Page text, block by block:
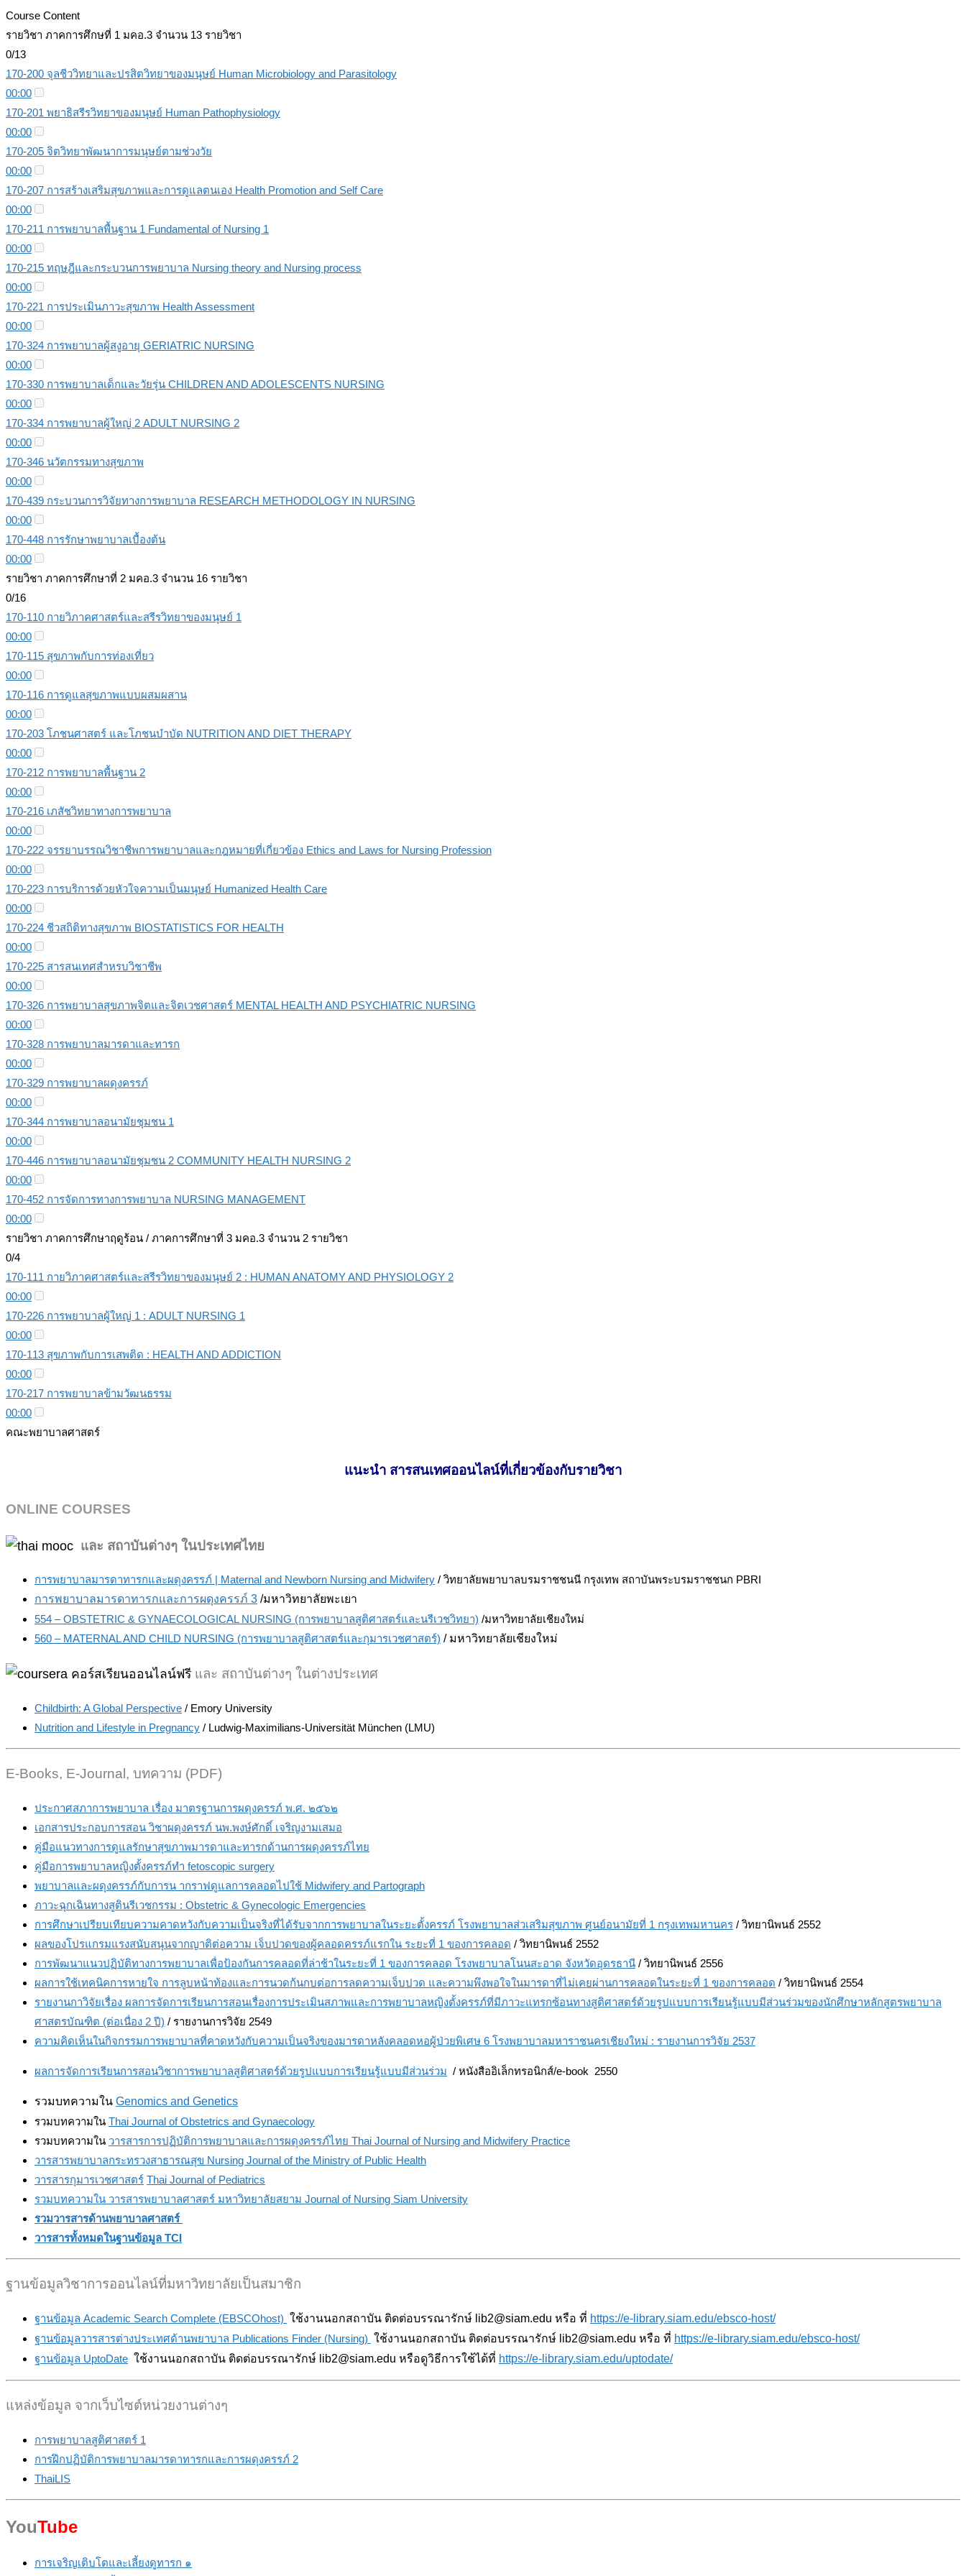
Course Content
รายวิชา ภาคการศึกษที่ 1 มคอ.3 จำนวน 13 รายวิชา
0/13
170-200 จุลชีววิทยาและปรสิตวิทยาของมนุษย์ Human Microbiology and Parasitology
00:00
170-201 พยาธิสรีรวิทยาของมนุษย์ Human Pathophysiology
00:00
170-205 จิตวิทยาพัฒนาการมนุษย์ตามช่วงวัย
00:00
170-207 การสร้างเสริมสุขภาพและการดูแลตนเอง Health Promotion and Self Care
00:00
170-211 การพยาบาลพื้นฐาน 1 Fundamental of Nursing 1
00:00
170-215 ทฤษฎีและกระบวนการพยาบาล Nursing theory and Nursing process
00:00
170-221 การประเมินภาวะสุขภาพ Health Assessment
00:00
170-324 การพยาบาลผู้สงูอายุ GERIATRIC NURSING
00:00
170-330 การพยาบาลเด็กและวัยรุ่น CHILDREN AND ADOLESCENTS NURSING
00:00
170-334 การพยาบาลผู้ใหญ่ 2 ADULT NURSING 2
00:00
170-346 นวัตกรรมทางสุขภาพ
00:00
170-439 กระบวนการวิจัยทางการพยาบาล RESEARCH METHODOLOGY IN NURSING
00:00
170-448 การรักษาพยาบาลเบื้องต้น
00:00
รายวิชา ภาคการศึกษาที่ 2 มคอ.3 จำนวน 16 รายวิชา
0/16
170-110 กายวิภาคศาสตร์และสรีรวิทยาของมนุษย์ 1
00:00
170-115 สุขภาพกับการท่องเที่ยว
00:00
170-116 การดูแลสุขภาพแบบผสมผสาน
00:00
170-203 โภชนศาสตร์ และโภชนบําบัด NUTRITION AND DIET THERAPY
00:00
170-212 การพยาบาลพื้นฐาน 2
00:00
170-216 เภสัชวิทยาทางการพยาบาล
00:00
170-222 จรรยาบรรณวิชาชีพการพยาบาลและกฎหมายที่เกี่ยวข้อง Ethics and Laws for Nursing Profession
00:00
170-223 การบริการด้วยหัวใจความเป็นมนุษย์ Humanized Health Care
00:00
170-224 ชีวสถิติทางสุขภาพ BIOSTATISTICS FOR HEALTH
00:00
170-225 สารสนเทศสำหรบวิชาชีพ
00:00
170-326 การพยาบาลสุขภาพจิตและจิตเวชศาสตร์ MENTAL HEALTH AND PSYCHIATRIC NURSING
00:00
170-328 การพยาบาลมารดาและทารก
00:00
170-329 การพยาบาลผดุงครรภ์
00:00
170-344 การพยาบาลอนามัยชุมชน 1
00:00
170-446 การพยาบาลอนามัยชุมชน 2 COMMUNITY HEALTH NURSING 2
00:00
170-452 การจัดการทางการพยาบาล NURSING MANAGEMENT
00:00
รายวิชา ภาคการศึกษาฤดูร้อน / ภาคการศึกษาที่ 3 มคอ.3 จำนวน 2 รายวิชา
0/4
170-111 กายวิภาคศาสตร์และสรีรวิทยาของมนุษย์ 2 : HUMAN ANATOMY AND PHYSIOLOGY 2
00:00
170-226 การพยาบาลผู้ใหญ่ 1 : ADULT NURSING 1
00:00
170-113 สุขภาพกับการเสพติด : HEALTH AND ADDICTION
00:00
170-217 การพยาบาลข้ามวัฒนธรรม
00:00
คณะพยาบาลศาสตร์
แนะนำ สารสนเทศออนไลน์ที่เกี่ยวข้องกับรายวิชา
ONLINE COURSES
และ สถาบันต่างๆ ในประเทศไทย
การพยาบาลมารดาทารกและผดุงครรภ์ | Maternal and Newborn Nursing and Midwifery / วิทยาลัยพยาบาลบรมราชชนนี กรุงเทพ สถาบันพระบรมราชชนก PBRI
การพยาบาลมารดาทารกและการผดุงครรภ์ 3 /มหาวิทยาลัยพะเยา
554 – OBSTETRIC & GYNAECOLOGICAL NURSING (การพยาบาลสูติศาสตร์และนรีเวชวิทยา) /มหาวิทยาลัยเชียงใหม่
560 – MATERNAL AND CHILD NURSING (การพยาบาลสูติศาสตร์และกุมารเวชศาสตร์) / มหาวิทยาลัยเชียงใหม่
และ สถาบันต่างๆ ในต่างประเทศ
Childbirth: A Global Perspective / Emory University
Nutrition and Lifestyle in Pregnancy / Ludwig-Maximilians-Universität München (LMU)
E-Books, E-Journal, บทความ (PDF)
ประกาศสภาการพยาบาล เรื่อง มาตรฐานการผดุงครรภ์ พ.ศ. ๒๕๖๒
เอกสารประกอบการสอน วิชาผดุงครรภ์ นพ.พงษ์ศักดิ์ เจริญงามเสมอ
คู่มือแนวทางการดูแลรักษาสุขภาพมารดาและทารกด้านการผดุงครรภ์ไทย
คู่มือการพยาบาลหญิงตั้งครรภ์ทำ fetoscopic surgery
พยาบาลและผดุงครรภ์กับการน ากราฟดูแลการคลอดไปใช้ Midwifery and Partograph
ภาวะฉุกเฉินทางสูตินรีเวชกรรม : Obstetric & Gynecologic Emergencies
การศึกษาเปรียบเทียบความคาดหวังกับความเป็นจริงที่ได้รับจากการพยาบาลในระยะตั้งครรภ์ โรงพยาบาลส่วเสริมสุขภาพ ศูนย์อนามัยที่ 1 กรุงเทพมหานคร / วิทยานิพนธ์ 2552
ผลของโปรแกรมแรงสนับสนุนจากญาติต่อความ เจ็บปวดของผู้คลอดครรภ์แรกใน ระยะที่ 1 ของการคลอด / วิทยานิพนธ์ 2552
การพัฒนาแนวปฏิบัติทางการพยาบาลเพื่อป้องกันการคลอดที่ล่าช้าในระยะที่ 1 ของการคลอด โรงพยาบาลโนนสะอาด จังหวัดอุดรธานี / วิทยานิพนธ์ 2556
ผลการใช้เทคนิคการหายใจ การลูบหน้าท้องและการนวดก้นกบต่อการลดความเจ็บปวด และความพึงพอใจในมารดาที่ไม่เคยผ่านการคลอดในระยะที่ 1 ของการคลอด / วิทยานิพนธ์ 2554
รายงานกาวิจัยเรื่อง ผลการจัดการเรียนการสอนเรื่องการประเมินสภาพและการพยาบาลหญิงตั้งครรภ์ที่มีภาวะแทรกซ้อนทางสูติศาสตร์ด้วยรูปแบบการเรียนรู้แบบมีส่วนร่วมของนักศึกษาหลักสูตรพยาบาล
ศาสตรบัณฑิต (ต่อเนื่อง 2 ปี) / รายงานการวิจัย 2549
ความคิดเห็นในกิจกรรมการพยาบาลที่คาดหวังกับความเป็นจริงของมารดาหลังคลอดหอผู้ป่วยพิเศษ 6 โรงพยาบาลมหาราชนครเชียงใหม่ : รายงานการวิจัย 2537
ผลการจัดการเรียนการสอนวิชาการพยาบาลสูติศาสตร์ด้วยรูปแบบการเรียนรู้แบบมีส่วนร่วม / หนังสืออิเล็กทรอนิกส์/e-book 2550
รวมบทความใน Genomics and Genetics
รวมบทความใน Thai Journal of Obstetrics and Gynaecology
รวมบทความใน วารสารการปฏิบัติการพยาบาลและการผดุงครรภ์ไทย Thai Journal of Nursing and Midwifery Practice
วารสารพยาบาลกระทรวงสาธารณสุข Nursing Journal of the Ministry of Public Health
วารสารกุมารเวชศาสตร์ Thai Journal of Pediatrics
รวมบทความใน วารสารพยาบาลศาสตร์ มหาวิทยาลัยสยาม Journal of Nursing Siam University
รวมวารสารด้านพยาบาลศาสตร์
วารสารทั้งหมดในฐานข้อมูล TCI
ฐานข้อมูลวิชาการออนไลน์ที่มหาวิทยาลัยเป็นสมาชิก
ฐานข้อมูล Academic Search Complete (EBSCOhost) ใช้งานนอกสถาบัน ติดต่อบรรณารักษ์ lib2@siam.edu หรือ ที่ https://e-library.siam.edu/ebsco-host/
ฐานข้อมูลวารสารต่างประเทศด้านพยาบาล Publications Finder (Nursing) ใช้งานนอกสถาบัน ติดต่อบรรณารักษ์ lib2@siam.edu หรือ ที่ https://e-library.siam.edu/ebsco-host/
ฐานข้อมูล UptoDate ใช้งานนอกสถาบัน ติดต่อบรรณารักษ์ lib2@siam.edu หรือดูวิธีการใช้ได้ที่ https://e-library.siam.edu/uptodate/
แหล่งข้อมูล จากเว็บไซต์หน่วยงานต่างๆ
การพยาบาลสูติศาสตร์ 1
การฝึกปฏิบัติการพยาบาลมารดาทารกและการผดุงครรภ์ 2
ThaiLIS
YouTube
การเจริญเติบโตและเลี้ยงดูทารก ๑